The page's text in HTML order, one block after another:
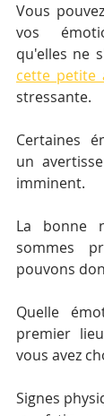
Vous
vos
cette petite
stressante.
Certaines
un
imminent.
La bonne
sommes
pouvons
Quelle
premier
vous avez
Signes